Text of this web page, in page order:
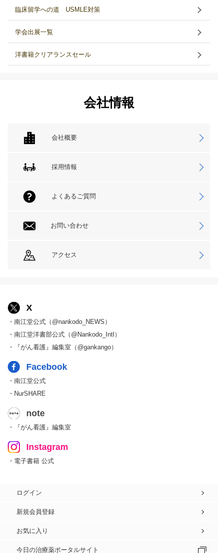
臨床留学への道 USMLE対策
学会出展一覧
洋書籍クリアランスセール
会社情報
会社概要
採用情報
よくあるご質問
お問い合わせ
アクセス
X
・南江堂公式（@nankodo_NEWS）
・南江堂洋書部公式（@Nankodo_Intl）
・『がん看護』編集室（@gankango）
Facebook
・南江堂公式
・NurSHARE
note
・『がん看護』編集室
Instagram
・電子書籍 公式
ログイン
新規会員登録
お気に入り
今日の治療薬ポータルサイト